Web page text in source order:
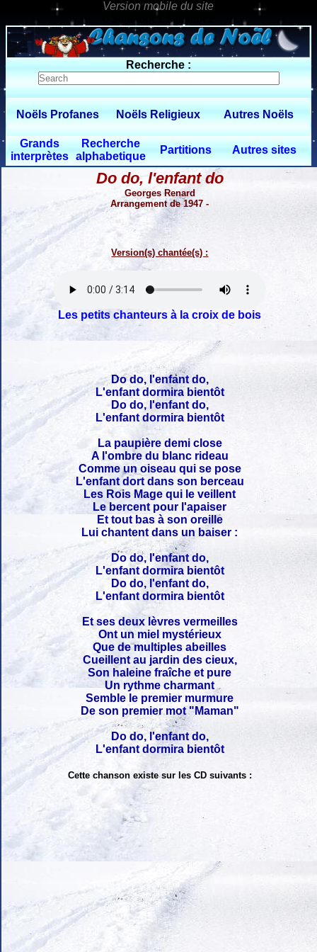
0 $limitbot 1 $limittot 2
Recherche :
Noëls Profanes Noëls Religieux Autres Noëls
Grands
interprètes
Recherche
alphabetique
Partitions Autres sites
Do do, l'enfant do
Georges Renard
Arrangement de 1947 -
Version(s) chantée(s) :
Les petits chanteurs à la croix de bois
Do do, l'enfant do,
L'enfant dormira bientôt
Do do, l'enfant do,
L'enfant dormira bientôt
La paupière demi close
A l'ombre du blanc rideau
Comme un oiseau qui se pose
L'enfant dort dans son berceau
Les Rois Mage qui le veillent
Le bercent pour l'apaiser
Et tout bas à son oreille
Lui chantent dans un baiser :
Do do, l'enfant do,
L'enfant dormira bientôt
Do do, l'enfant do,
L'enfant dormira bientôt
Et ses deux lèvres vermeilles
Ont un miel mystérieux
Que de multiples abeilles
Cueillent au jardin des cieux,
Son haleine fraîche et pure
Un rythme charmant
Semble le premier murmure
De son premier mot "Maman"
Do do, l'enfant do,
L'enfant dormira bientôt
Cette chanson existe sur les CD suivants :